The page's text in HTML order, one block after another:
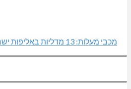
מכבי מעלות: 13 מדליות באליפות ישראל